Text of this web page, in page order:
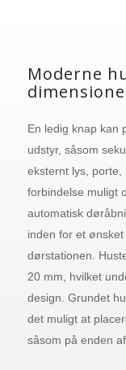
Moderne
En ledig knap kan
udstyr, såsom
eksternt lys, porte,
forbindelse muligt
automatisk
inden for et
dørstationen.
20 mm, hvilket
design. Grundet
det muligt at
såsom på enden